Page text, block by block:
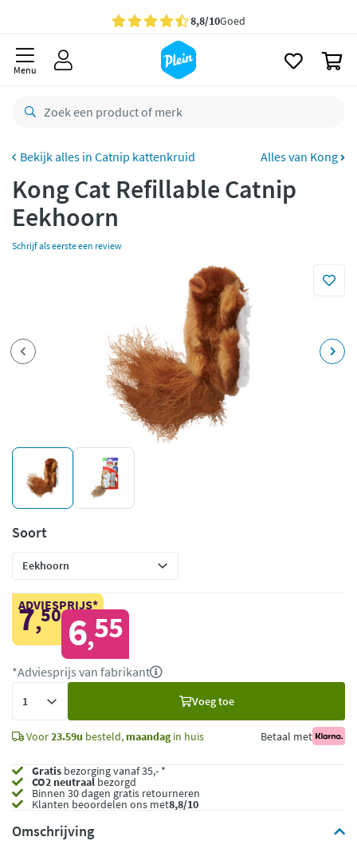
Gratisbezorging vanaf 35,- *
besteld,maandag
retourneren
CO2 neutraal
Betaal met Klarna
Menu
Catnip kattenkruid Alles van Kong
Kong Cat Refillable Catnip
Eekhoorn
Schrijf als eerste een review
Soort
ADVIESPRIJS*
7,50 6,55
*Adviesprijs van fabrikant
Voeg toe
Voor23.59u besteld, maandagin huis Betaal met
Gratis bezorging vanaf 35,- *
CO2 neutraalbezorgd
Binnen 30 dagen gratis retourneren
Klanten beoordelen ons met8,8/10
Omschrijving